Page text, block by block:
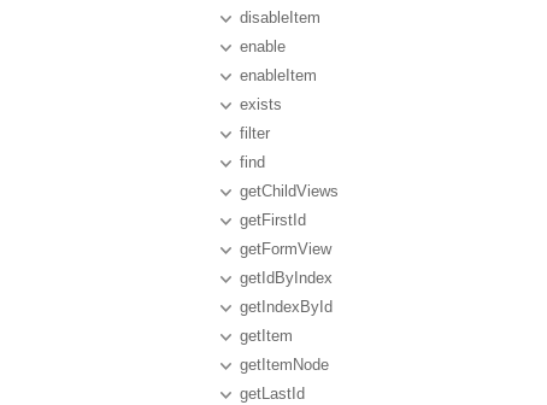
disableItem
enable
enableItem
exists
filter
find
getChildViews
getFirstId
getFormView
getIdByIndex
getIndexById
getItem
getItemNode
getLastId